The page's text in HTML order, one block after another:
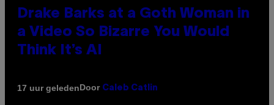
Drake Barks at a Goth Woman in
a Video So Bizarre You Would
Think It’s AI
17 uur geledenDoor Caleb Catlin